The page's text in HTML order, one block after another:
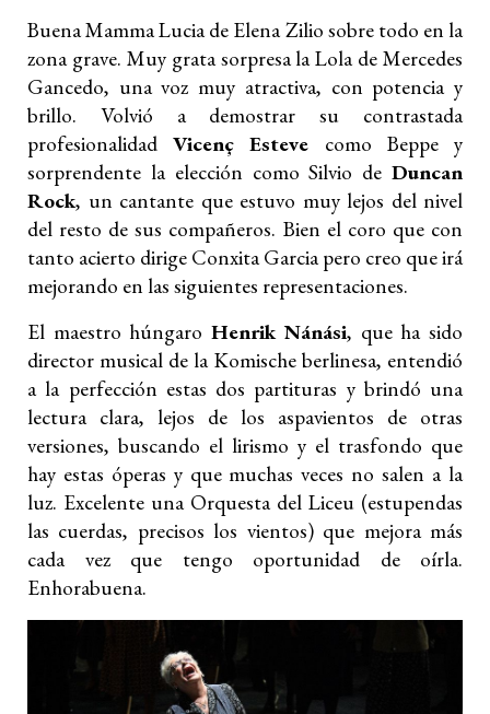
Buena Mamma Lucia de Elena Zilio sobre todo en la
zona grave. Muy grata sorpresa la Lola de Mercedes
Gancedo, una voz muy atractiva, con potencia y
brillo. Volvió a demostrar su contrastada
profesionalidadVicenç Esteve como Beppe y
sorprendente la elección como Silvio de Duncan
Rock, un cantante que estuvo muy lejos del nivel
del resto de sus compañeros. Bien el coro que con
tanto acierto dirige Conxita Garcia pero creo que irá
mejorando en las siguientes representaciones.
El maestro húngaro Henrik Nánási, que ha sido
director musical de la Komische berlinesa, entendió
a la perfección estas dos partituras y brindó una
lectura clara, lejos de los aspavientos de otras
versiones, buscando el lirismo y el trasfondo que
hay estas óperas y que muchas veces no salen a la
luz. Excelente una Orquesta del Liceu (estupendas
las cuerdas, precisos los vientos) que mejora más
cada vez que tengo oportunidad de oírla.
Enhorabuena.